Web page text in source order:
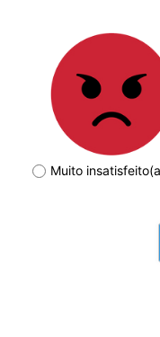
Muito